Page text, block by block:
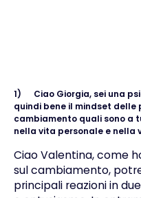
1)
Ciao Giorgia, sei una
quindi bene il mindset delle
cambiamento quali sono a
nella vita personale e nella
Ciao Valentina, come
sul cambiamento,
principali reazioni in